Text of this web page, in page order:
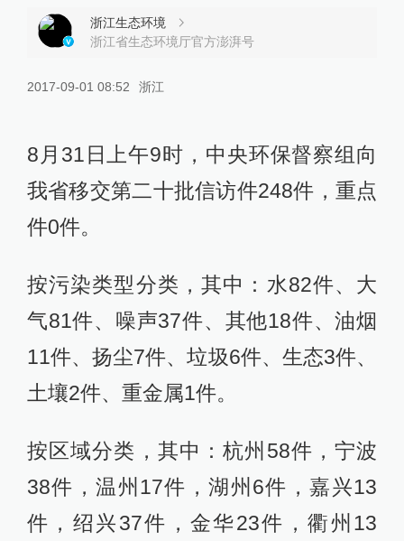
浙江生态环境
浙江省生态环境厅官方澎湃号
2017-09-01 08:52 浙江
8月31日上午9时，中央环保督察组向
我省移交第二十批信访件248件，重点
件0件。
按污染类型分类，其中：水82件、大
气81件、噪声37件、其他18件、油烟
11件、扬尘7件、垃圾6件、生态3件、
土壤2件、重金属1件。
按区域分类，其中：杭州58件，宁波
38件，温州17件，湖州6件，嘉兴13
件，绍兴37件，金华23件，衢州13